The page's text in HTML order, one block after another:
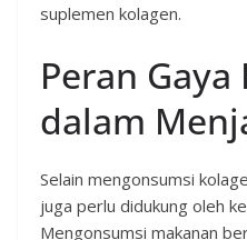
suplemen kolagen.
Peran
dalam
Selain mengonsumsi
juga perlu didukung oleh
Mengonsumsi makanan